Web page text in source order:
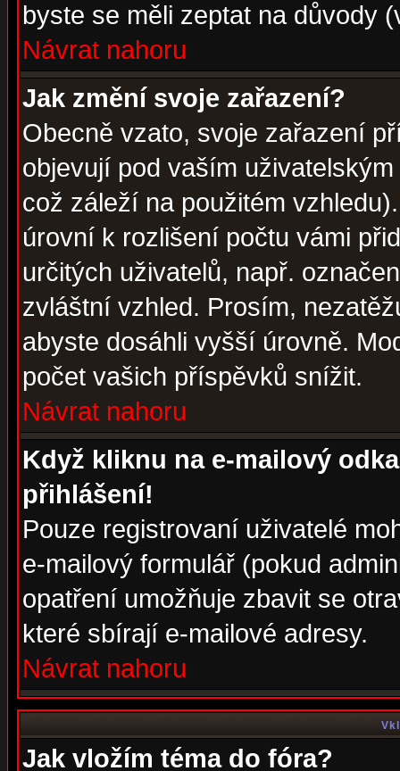
byste se měli zeptat na důvody
Návrat nahoru
Jak změní svoje zařazení?
Obecně vzato, svoje zařazení
objevují pod vaším
což záleží na použitém
úrovní k rozlišení počtu vámi
určitých uživatelů, např.
zvláštní vzhled. Prosím,
abyste dosáhli vyšší úrovně.
počet vašich příspěvků snížit.
Návrat nahoru
Když kliknu na e-mailový
přihlášení!
Pouze registrovaní uživatelé
e-mailový formulář (pokud
opatření umožňuje zbavit se
které sbírají e-mailové adresy.
Návrat nahoru
Jak vložím téma do fóra?